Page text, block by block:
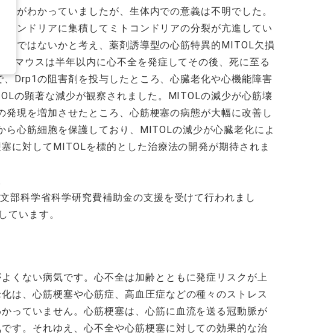
がわかっていましたが、生体内での意義は不明でした。
ンドリアに集積してミトコンドリアの分裂が亢進してい
ではないかと考え、薬剤誘導型の心筋特異的MITOL欠損
マウスは半年以内に心不全を発症してその後、死に至る
Drp1の阻害剤を投与したところ、心臓老化や心機能障害
の顕著な減少が観察されました。MITOLの減少が心筋壊
現を増加させたところ、心筋梗塞の病態が大幅に改善し
心筋細胞を保護しており、MITOLの減少が心臓老化によ
に対してMITOLを標的とした治療法の開発が期待されま
科学省科学研究費補助金の支援を受けて行われまし
ています。
くない病気です。心不全は加齢とともに発症リスクが上
は、心筋梗塞や心筋症、高血圧症などの種々のストレス
っていません。心筋梗塞は、心筋に血流を送る冠動脈が
す。それゆえ、心不全や心筋梗塞に対しての効果的な治